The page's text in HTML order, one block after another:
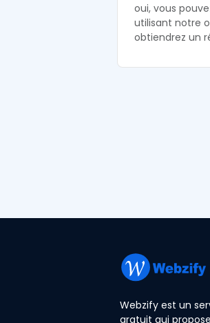
oui, vous
utilisant notre
obtiendrez un
Webzify est un
gratuit qui